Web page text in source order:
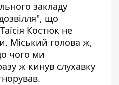
закладу
що
Костюк не
Міський голова ж,
чого ми
ж кинув слухавку